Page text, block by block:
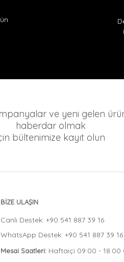
ve yeni gelen
haberdar olmak
bültenimize kayıt olun
BİZE ULAŞIN
Canlı Destek: +90 541 887 39 16
WhatsApp Destek: +90 541 887 39 16
Mesai Saatleri: Haftaiçi 09:00 - 18:00